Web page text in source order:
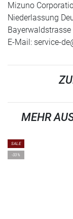
Mizuno
Niederlassung
E-Mail: service-
MEHR
SALE
-33%